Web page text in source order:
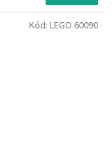
Kód: LEGO 60090